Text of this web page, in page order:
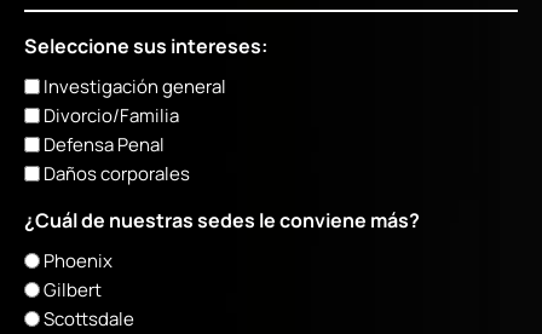
Seleccione sus intereses:
Investigación general
Divorcio/Familia
Defensa Penal
Daños corporales
¿Cuál de nuestras sedes le conviene más?
Phoenix
Gilbert
Scottsdale